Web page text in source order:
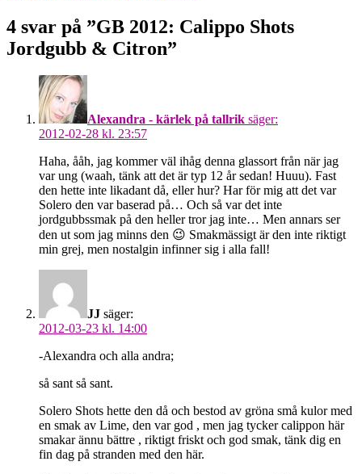
4 svar på ”GB 2012: Calippo Shots
Jordgubb & Citron”
Alexandra - kärlek på tallrik säger:
2012-02-28 kl. 23:57
Haha, ååh, jag kommer väl ihåg denna glassort från när jag
var ung (waah, tänk att det är typ 12 år sedan! Huuu). Fast
den hette inte likadant då, eller hur? Har för mig att det var
Solero den var baserad på… Och så var det inte
jordgubbssmak på den heller tror jag inte… Men annars ser
den ut som jag minns den 😉 Smakmässigt är den inte riktigt
min grej, men nostalgin infinner sig i alla fall!
JJ säger:
2012-03-23 kl. 14:00
-Alexandra och alla andra;
så sant så sant.
Solero Shots hette den då och bestod av gröna små kulor med
en smak av Lime, den var god , men jag tycker calippon här
smakar ännu bättre , riktigt friskt och god smak, tänk dig en
fin dag på stranden med den här.